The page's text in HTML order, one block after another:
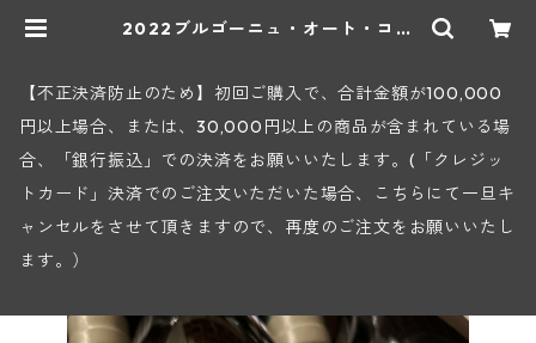
2022ブルゴーニュ・オート・コー
ョップ 地下ワインセラー
【不正決済防止のため】初回ご購入で、合計金額が100,000
円以上場合、または、30,000円以上の商品が含まれている場
合、「銀行振込」での決済をお願いいたします。(「クレジッ
トカード」決済でのご注文いただいた場合、こちらにて一旦キ
ャンセルをさせて頂きますので、再度のご注文をお願いいたし
ます。）